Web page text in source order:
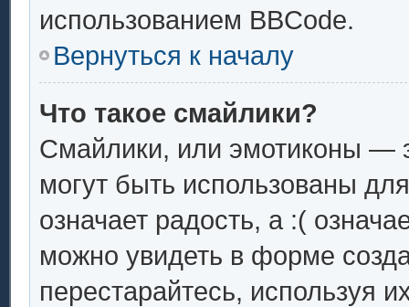
использованием BBCode.
Вернуться к началу
Что такое смайлики?
Смайлики, или эмотиконы —
могут быть использованы
означает радость, а :(
можно увидеть в форме
перестарайтесь, используя